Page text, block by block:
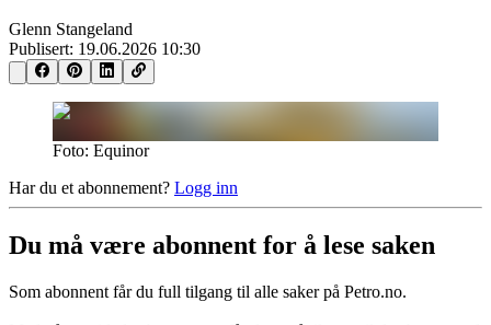
Glenn Stangeland
Publisert: 19.06.2026 10:30
Foto: Equinor
Har du et abonnement? Logg inn
Du må være abonnent for å lese saken
Som abonnent får du full tilgang til alle saker på Petro.no.